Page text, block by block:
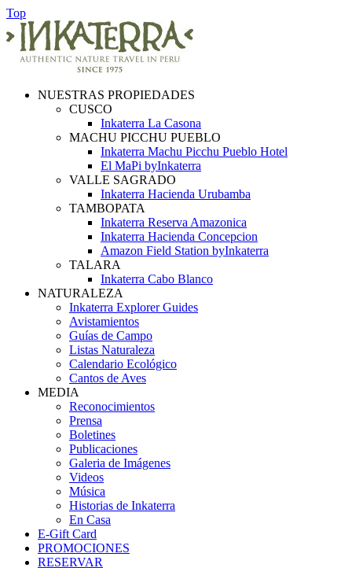
Top
NUESTRAS PROPIEDADES
CUSCO
Inkaterra La Casona
MACHU PICCHU PUEBLO
Inkaterra Machu Picchu Pueblo Hotel
El MaPi byInkaterra
VALLE SAGRADO
Inkaterra Hacienda Urubamba
TAMBOPATA
Inkaterra Reserva Amazonica
Inkaterra Hacienda Concepcion
Amazon Field Station byInkaterra
TALARA
Inkaterra Cabo Blanco
NATURALEZA
Inkaterra Explorer Guides
Avistamientos
Guías de Campo
Listas Naturaleza
Calendario Ecológico
Cantos de Aves
MEDIA
Reconocimientos
Prensa
Boletines
Publicaciones
Galeria de Imágenes
Videos
Música
Historias de Inkaterra
En Casa
E-Gift Card
PROMOCIONES
RESERVAR